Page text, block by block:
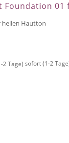
Foundation
hellen Hautton
sofort (1-2